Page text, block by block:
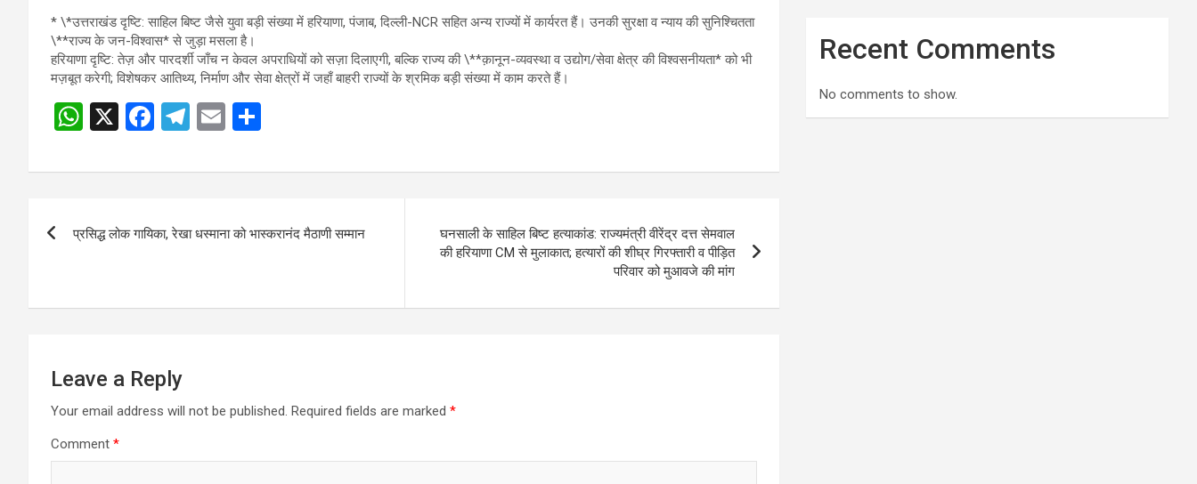
* \*उत्तराखंड दृष्टि: साहिल बिष्ट जैसे युवा बड़ी संख्या में हरियाणा, पंजाब, दिल्ली-NCR सहित अन्य राज्यों में कार्यरत हैं। उनकी सुरक्षा व न्याय की सुनिश्चितता
\**राज्य के जन-विश्वास* से जुड़ा मसला है।
हरियाणा दृष्टि: तेज़ और पारदर्शी जाँच न केवल अपराधियों को सज़ा दिलाएगी, बल्कि राज्य की \**क़ानून-व्यवस्था व उद्योग/सेवा क्षेत्र की विश्वसनीयता* को भी
मज़बूत करेगी; विशेषकर आतिथ्य, निर्माण और सेवा क्षेत्रों में जहाँ बाहरी राज्यों के श्रमिक बड़ी संख्या में काम करते हैं।
W
at
A
X
F
ce
o
T
e
a
E
ail ar
navigation
प्रसिद्ध लोक गायिका, रेखा धस्माना को भास्करानंद मैठाणी सम्मान
घनसाली के साहिल बिष्ट हत्याकांड: राज्यमंत्री वीरेंद्र दत्त सेमवाल
की हरियाणा CM से मुलाकात; हत्यारों की शीघ्र गिरफ्तारी व पीड़ित
परिवार को मुआवजे की मांग
Leave a Reply
Your email address will not be published. Required fields are marked *
Comment *
Recent Comments
No comments to show.